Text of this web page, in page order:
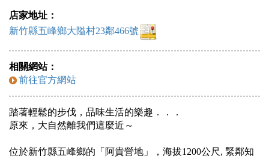
店家地址：
新竹縣五峰鄉大隘村23鄰466號
相關網站：
前往官方網站
踏著輕鬆的步伐，品味生活的樂趣．．．
原來，大自然離我們這麼近～
位於新竹縣五峰鄉的「阿貴營地」，海拔1200公尺, 緊鄰知